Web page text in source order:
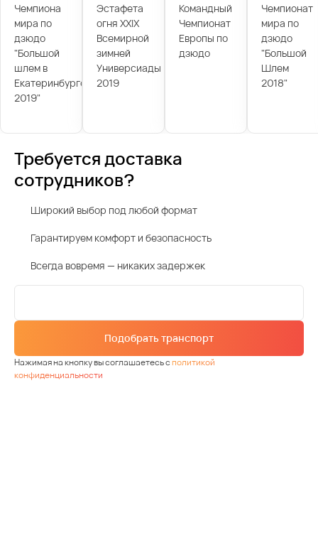
Чемпиона
мира по
дзюдо
"Большой
шлем в
Екатеринбурге
2019"
Эстафета
огня XXIX
Всемирной
зимней
Универсиады
2019
Командный
Чемпионат
Европы по
дзюдо
Чемпионат
мира по
дзюдо
"Большой
Шлем
2018"
Требуется доставка
сотрудников?
Широкий выбор под любой формат
Гарантируем комфорт и безопасность
Всегда вовремя — никаких задержек
Подобрать транспорт
Нажимая на кнопку вы соглашаетесь сполитикой
конфиденциальности